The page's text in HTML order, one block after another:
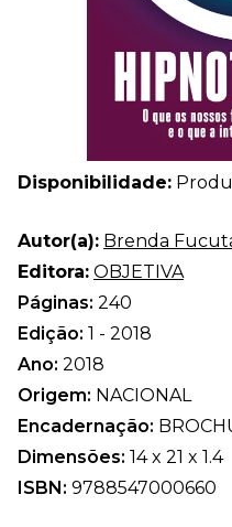
Disponibilidade:
Autor(a): Brenda
Editora: OBJETIVA
Páginas: 240
Edição: 1 - 2018
Ano: 2018
Origem: NACIONAL
Encadernação:
Dimensões: 14 x 21 x 1.4
ISBN: 9788547000660